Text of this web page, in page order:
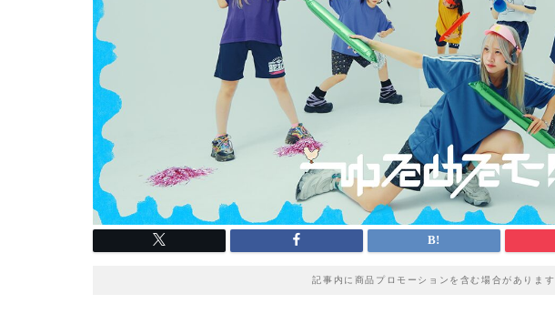
記事内に商品プロモーションを含む場合があります